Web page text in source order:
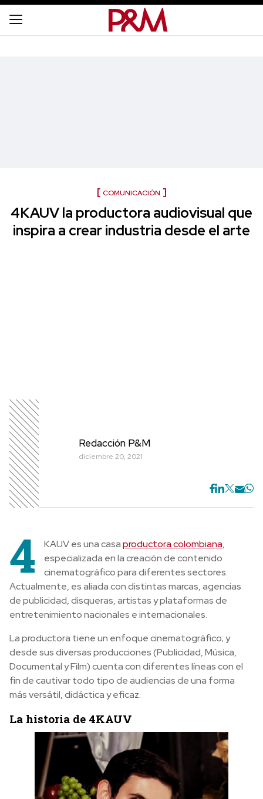
COMUNICACIÓN
4KAUV la productora audiovisual que
inspira a crear industria desde el arte
Redacción P&M
diciembre 20, 2021
4 KAUV esuna casaproductora colombiana,
especializada en la creación de contenido
cinematográfico para diferentes sectores.
Actualmente, es aliada con distintas marcas, agencias
de publicidad, disqueras, artistas y plataformas de
entretenimiento nacionales e internacionales.
La productora tiene un enfoque cinematográfico; y
desde sus diversas producciones (Publicidad, Música,
Documental y Film) cuenta con diferentes líneas con el
fin de cautivar todo tipo de audiencias de una forma
más versátil, didáctica y eficaz.
La historia de 4KAUV